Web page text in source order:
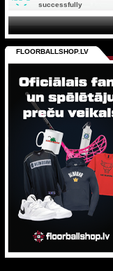
successfully
FLOORBALLSHOP.LV